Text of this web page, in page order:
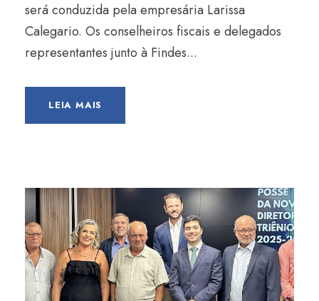
será conduzida pela empresária Larissa
Calegario. Os conselheiros fiscais e delegados
representantes junto à Findes...
LEIA MAIS